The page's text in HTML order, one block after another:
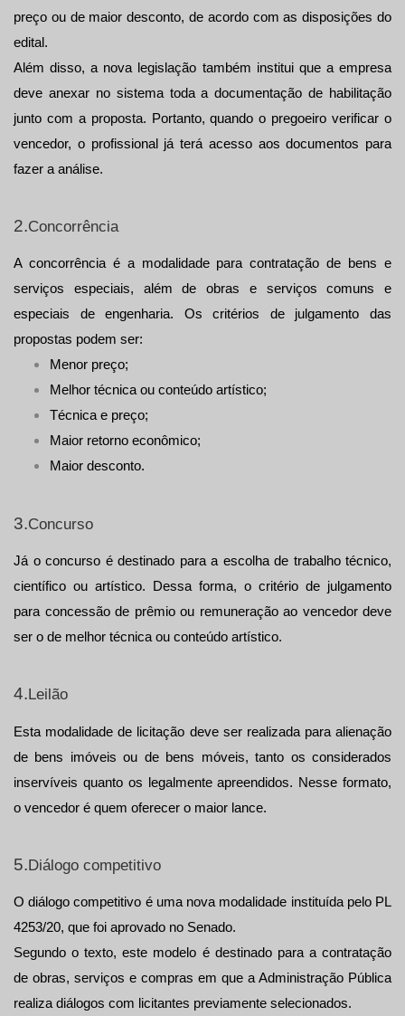
preço ou de maior desconto, de acordo com as disposições do
edital.
Além disso, a nova legislação também institui que a empresa
deve anexar no sistema toda a documentação de habilitação
junto com a proposta. Portanto, quando o pregoeiro verificar o
vencedor, o profissional já terá acesso aos documentos para
fazer a análise.
2.Concorrência
A concorrência é a modalidade para contratação de bens e
serviços especiais, além de obras e serviços comuns e
especiais de engenharia. Os critérios de julgamento das
propostas podem ser:
Menor preço;
Melhor técnica ou conteúdo artístico;
Técnica e preço;
Maior retorno econômico;
Maior desconto.
3.Concurso
Já o concurso é destinado para a escolha de trabalho técnico,
científico ou artístico. Dessa forma, o critério de julgamento
para concessão de prêmio ou remuneração ao vencedor deve
ser o de melhor técnica ou conteúdo artístico.
4.Leilão
Esta modalidade de licitação deve ser realizada para alienação
de bens imóveis ou de bens móveis, tanto os considerados
inservíveis quanto os legalmente apreendidos. Nesse formato,
o vencedor é quem oferecer o maior lance.
5.Diálogo competitivo
O diálogo competitivo é uma nova modalidade instituída pelo PL
4253/20, que foi aprovado no Senado.
Segundo o texto, este modelo é destinado para a contratação
de obras, serviços e compras em que a Administração Pública
realiza diálogos com licitantes previamente selecionados.